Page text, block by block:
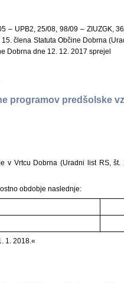
– UPB2, 25/08, 98/09 – ZIUZGK,
člena Statuta Občine Dobrna
Dobrna dne 12. 12. 2017 sprejel
programov predšolske
v Vrtcu Dobrna (Uradni list RS, št.
obdobje naslednje:
1. 2018.«